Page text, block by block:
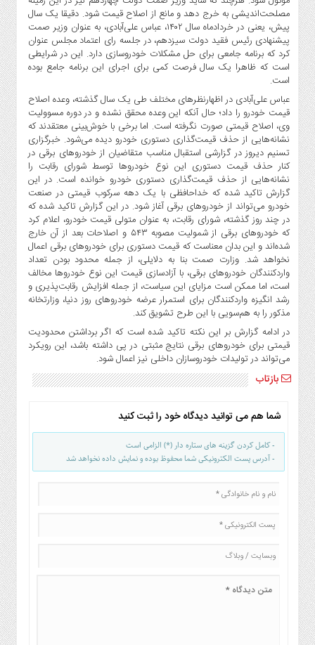
کشاورزی
و
صنایع
غذایی
سیاسی
و
بین
الملل
نگاه
روز
گوناگون
مصلحت‌اندیشی به خرج دهد و مانع از اصلاح قیمت شود. دقیقا یک سال
پیش، یعنی در خردادماه سال ۱۴۰۲، عباس علی‌آبادی، به عنوان وزیر صمت
پیشنهادی رئیس فقید دولت سیزدهم، در جلسه رای اعتماد مجلس عنوان
کرد که برنامه جامعی برای حل مشکلات خودروسازی دارد. این در شرایطی
است که ظاهرا یک سال فرصت کمی برای اجرای این برنامه جامع بوده
است.
عباس علی‌آبادی در اظهار‌نظرهای مختلف طی یک سال گذشته، وعده اصلاح
قیمت خودرو را داد؛ حال آنکه این وعده محقق نشده و در دوره مسوولیت
وی، اصلاح قیمتی صورت نگرفته است. اما برخی با خوش‌بینی معتقدند که
نشانه‌هایی از حذف قیمت‌گذاری دستوری خودرو دیده می‌شود. خبرگزاری
تسنیم دیروز در گزارشی استقبال مناسب متقاضیان از خودروهای برقی در
کنار حذف قیمت دستوری این نوع خودروها توسط شورای رقابت را
نشانه‌هایی از حذف قیمت‌گذاری دستوری خودرو خوانده است. در این
گزارش تاکید شده که خداحافظی با یک دهه سرکوب قیمتی در صنعت
خودرو می‌تواند از خودروهای برقی آغاز شود. در این گزارش تاکید شده که
در چند روز گذشته، شورای رقابت، به عنوان متولی قیمت‌ خودرو، اعلام کرد
که خودروهای برقی از شمولیت مصوبه ۵۴۳ و اصلاحات بعد از آن خارج
شده‌اند و این بدان معناست که قیمت دستوری برای خودروهای برقی اعمال
نخواهد شد. وزارت صمت بنا به دلایلی، از جمله محدود بودن تعداد
واردکنندگان خودروهای برقی، با آزادسازی قیمت این نوع خودروها مخالف
است، اما ممکن است مزایای این سیاست، از جمله افزایش رقابت‌پذیری و
رشد انگیزه واردکنندگان برای استمرار عرضه خودروهای روز دنیا، وزارتخانه
مذکور را به هم‌سویی با این طرح تشویق کند.
در ادامه گزارش بر این نکته تاکید شده است که اگر برداشتن محدودیت
قیمتی برای خودروهای برقی نتایج مثبتی در پی داشته باشد، این رویکرد
می‌تواند در تولیدات خودروسازان داخلی نیز اعمال شود.
بازتاب
شما هم می توانید دیدگاه خود را ثبت کنید
- کامل کردن گزینه های ستاره دار (*) الزامی است
- آدرس پست الکترونیکی شما محفوظ بوده و نمایش داده نخواهد شد